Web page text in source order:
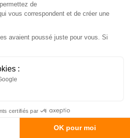
de
vous correspondent et de créer une
avaient poussé juste pour vous. Si
:
certifiés par
OK pour moi